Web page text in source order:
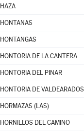
HAZA
HONTANAS
HONTANGAS
HONTORIA DE LA CANTERA
HONTORIA DEL PINAR
HONTORIA DE VALDEARADOS
HORMAZAS (LAS)
HORNILLOS DEL CAMINO